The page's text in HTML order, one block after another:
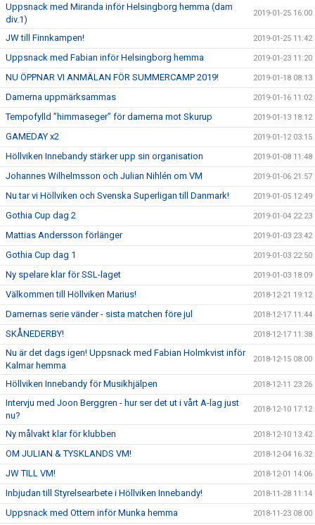
Uppsnack med Miranda inför Helsingborg hemma (dam
div.1)
2019-01-25 16:00
JW till Finnkampen! 2019-01-25 11:42
Uppsnack med Fabian inför Helsingborg hemma 2019-01-23 11:20
NU ÖPPNAR VI ANMÄLAN FÖR SUMMERCAMP 2019! 2019-01-18 08:13
Damerna uppmärksammas 2019-01-16 11:02
Tempofylld ”himmaseger” för damerna mot Skurup 2019-01-13 18:12
GAMEDAY x2 2019-01-12 03:15
Höllviken Innebandy stärker upp sin organisation 2019-01-08 11:48
Johannes Wilhelmsson och Julian Nihlén om VM 2019-01-06 21:57
Nu tar vi Höllviken och Svenska Superligan till Danmark! 2019-01-05 12:49
Gothia Cup dag 2 2019-01-04 22:23
Mattias Andersson förlänger 2019-01-03 23:42
Gothia Cup dag 1 2019-01-03 22:50
Ny spelare klar för SSL-laget 2019-01-03 18:09
Välkommen till Höllviken Marius! 2018-12-21 19:12
Damernas serie vänder - sista matchen före jul 2018-12-17 11:44
SKÅNEDERBY! 2018-12-17 11:38
Nu är det dags igen! Uppsnack med Fabian Holmkvist inför
Kalmar hemma
2018-12-15 08:00
Höllviken Innebandy för Musikhjälpen 2018-12-11 23:26
Intervju med Joon Berggren - hur ser det ut i vårt A-lag just
nu?
2018-12-10 17:12
Ny målvakt klar för klubben 2018-12-10 13:42
OM JULIAN & TYSKLANDS VM! 2018-12-04 16:32
JW TILL VM! 2018-12-01 14:06
Inbjudan till Styrelsearbete i Höllviken Innebandy! 2018-11-28 11:14
Uppsnack med Ottern inför Munka hemma 2018-11-23 08:00